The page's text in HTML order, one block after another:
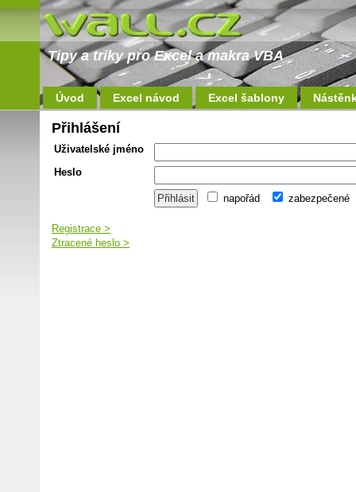
Tipy a triky pro Excel a makra VBA
Úvod Excel návod Excel šablony
Přihlášení
Uživatelské jméno
Heslo
napořád zabezpečené
Registrace >
Ztracené heslo >